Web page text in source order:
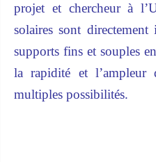
projet et chercheur à
solaires sont directement
supports fins et souples
la rapidité et l’ampleur
multiples possibilités.